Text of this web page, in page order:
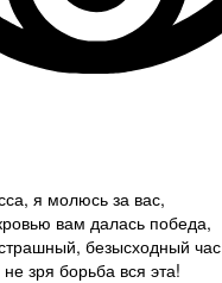
я молюсь за вас,
вам далась победа,
безысходный час
зря борьба вся эта!